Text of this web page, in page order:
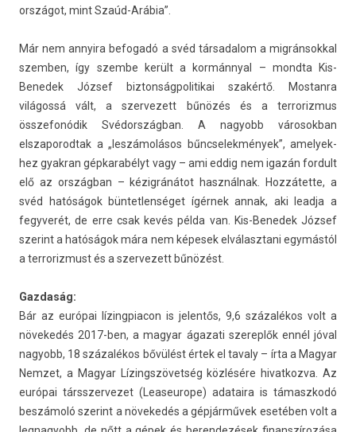
országot, mint Szaúd-Arábia”.
Már nem an­nyira be­fogadó a svéd tár­sadalom a mig­ránsokk­al
szemb­en, így szem­be került a kormánnyal – mondta Kis-
Benedek József bi­zton­ságpolitikai szakértő. Mos­tanra
világossá vált, a szer­vezett bűnözés és a ter­roriz­mus
összefonódik Svédországban. A nagyobb városok­ban
elszaporod­tak a „leszámolásos bűncselek­mények”, amelyek­
hez gyak­ran gép­karabélyt vagy – ami eddig nem igazán for­dult
elő az országban – kézigránátot használnak. Hozzátette, a
svéd hatóságok bün­tetlen­séget ígérnek annak, aki lead­ja a
fegyverét, de erre csak kevés példa van. Kis-Benedek József
szerint a hatóságok mára nem képesek el­választani egymástól
a ter­roriz­must és a szer­vezett bűnözést.
Gaz­daság:
Bár az európai lízingpiacon is jelen­tős, 9,6 százalékos volt a
növekedés 2017-ben, a magyar ágazati szerep­lők ennél jóval
nagyobb, 18 százalékos bővülést értek el tava­ly – írta a Magyar
Nem­zet, a Magyar Lízingszövet­ség közlésére hivat­kozva. Az
európai társszer­vezet (Leaseurope) adataira is támaszkodó
beszámoló szerint a növekedés a gépjárművek esetében volt a